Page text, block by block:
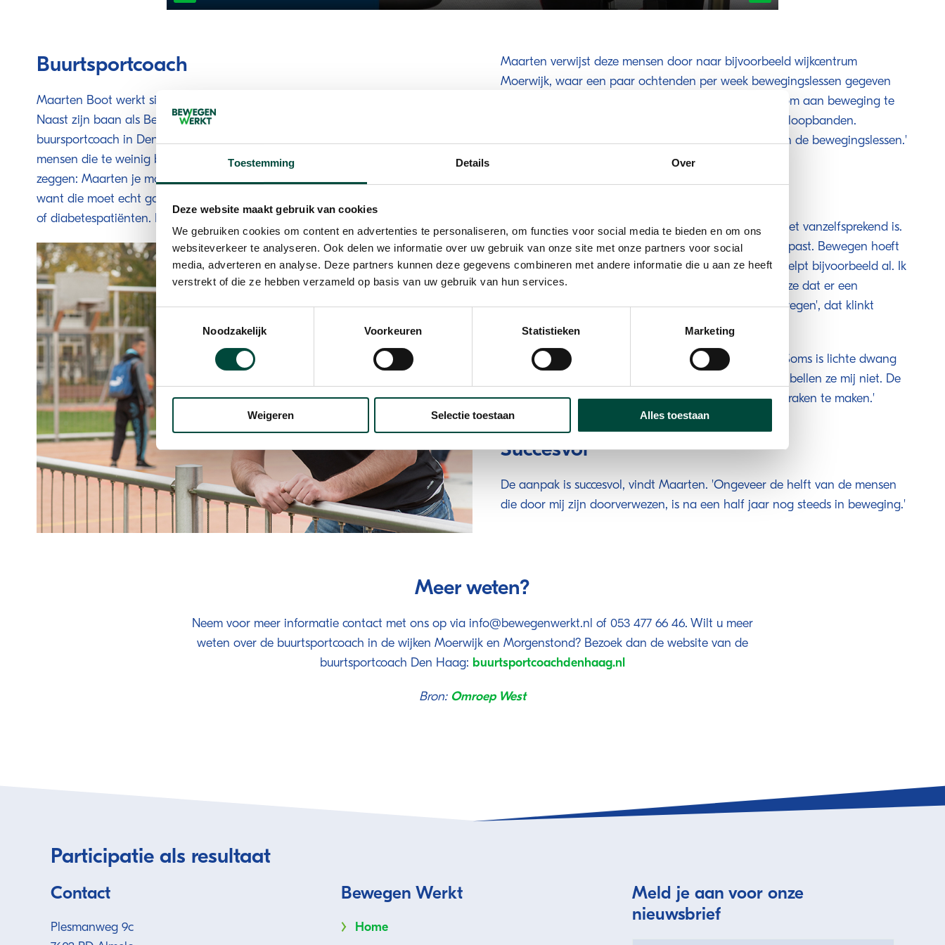
Toestemming Details Over
Deze website maakt gebruik van cookies
We gebruiken cookies om content en advertenties te personaliseren, om functies voor social media te bieden en om ons
websiteverkeer te analyseren. Ook delen we informatie over uw gebruik van onze site met onze partners voor social
media, adverteren en analyse. Deze partners kunnen deze gegevens combineren met andere informatie die u aan ze heeft
verstrekt of die ze hebben verzameld op basis van uw gebruik van hun services.
Noodzakelijk
Voorkeuren Statistieken Marketing
Weigeren Selectie toestaan Alles toestaan
Play
Enter
Buurtsportcoach
Maarten Boot werkt sinds 2009 bij Bewegen Werkt als Bewegen Werkt coach.
Naast zijn baan als Bewegen Werkt coach is hij sinds medio 2015 actief als
buursportcoach in Den Haag. Hij komt via bijvoorbeeld huisartsen in contact met
mensen die te weinig bewegen. 'Ik spreek elke week huisartsen die tegen mij
zeggen: Maarten je moet echt contact opnemen met een bepaalde patiënt,
want die moet echt gaan bewegen. Het gaat dan bijvoorbeeld om overgewicht
of diabetespatiënten. Bewegen is dan vaak een goed medicijn.'
Maarten verwijst deze mensen door naar bijvoorbeeld wijkcentrum
Moerwijk, waar een paar ochtenden per week bewegingslessen gegeven
worden. Maarten: 'Dit is een laagdrempelige manier om aan beweging te
doen. Ze kunnen gebruik maken van hometrainers en loopbanden.
Daarnaast begeleiden studenten van ROC Mondriaan de bewegingslessen.'
Vriendelijker
Maarten realiseert zich dat sporten voor sommigen niet vanzelfsprekend is.
'Ik ga samen met mensen zoeken wat het beste bij ze past. Bewegen hoeft
namelijk helemaal niet zo moeilijk te zijn. Wandelen helpt bijvoorbeeld al. Ik
vermijd bewust het woord 'sporten' want dan denken ze dat er een
marathon gelopen moet worden. Ik heb het over 'bewegen', dat klinkt
vriendelijker.'
Volgens Maarten is niet iedereen direct enthousiast. 'Soms is lichte dwang
nodig', zegt hij. 'Als mensen mijn kaartje hebben, dan bellen ze mij niet. De
bal ligt bij mij en ik moet het initiatief nemen om afspraken te maken.'
Succesvol
De aanpak is succesvol, vindt Maarten. 'Ongeveer de helft van de mensen
die door mij zijn doorverwezen, is na een half jaar nog steeds in beweging.'
Meer weten?
Neem voor meer informatie contact met ons op via info@bewegenwerkt.nl of 053 477 66 46. Wilt u meer
weten over de buurtsportcoach in de wijken Moerwijk en Morgenstond? Bezoek dan de website van de
buurtsportcoach Den Haag: buurtsportcoachdenhaag.nl
Bron: Omroep West
Participatie als resultaat
Contact
Plesmanweg 9c
Bewegen Werkt
Home
Meld je aan voor onze
nieuwsbrief